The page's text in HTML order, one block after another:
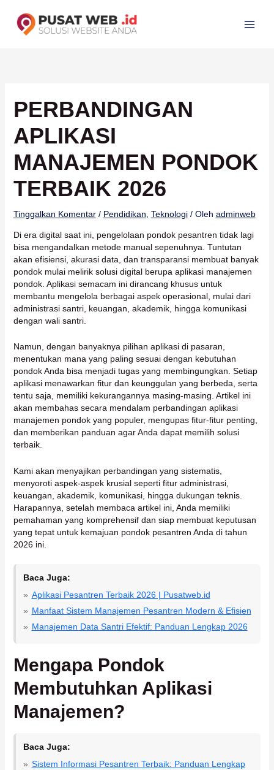
konten
PERBANDINGAN
APLIKASI
MANAJEMEN PONDOK
TERBAIK 2026
Tinggalkan Komentar / Pendidikan Teknologi/ Oleh adminweb
Di era digital saat ini, pengelolaan pondok pesantren tidak lagi
bisa mengandalkan metode manual sepenuhnya. Tuntutan
akan efisiensi, akurasi data, dan transparansi membuat banyak
pondok mulai melirik solusi digital berupa aplikasi manajemen
pondok. Aplikasi semacam ini dirancang khusus untuk
membantu mengelola berbagai aspek operasional, mulai dari
administrasi santri, keuangan, akademik, hingga komunikasi
dengan wali santri.
Namun, dengan banyaknya pilihan aplikasi di pasaran,
menentukan mana yang paling sesuai dengan kebutuhan
pondok Anda bisa menjadi tugas yang membingungkan. Setiap
aplikasi menawarkan fitur dan keunggulan yang berbeda, serta
tentu saja, memiliki kekurangannya masing-masing. Artikel ini
akan membahas secara mendalam perbandingan aplikasi
manajemen pondok yang populer, mengupas fitur-fitur penting,
dan memberikan panduan agar Anda dapat memilih solusi
terbaik.
Kami akan menyajikan perbandingan yang sistematis,
menyoroti aspek-aspek krusial seperti fitur administrasi,
keuangan, akademik, komunikasi, hingga dukungan teknis.
Harapannya, setelah membaca artikel ini, Anda memiliki
pemahaman yang komprehensif dan siap membuat keputusan
yang tepat untuk kemajuan pondok pesantren Anda di tahun
2026 ini.
Baca Juga:
Aplikasi Pesantren Terbaik 2026 | Pusatweb.id
Manfaat Sistem Manajemen Pesantren Modern & Efisien
Manajemen Data Santri Efektif: Panduan Lengkap 2026
Mengapa Pondok
Membutuhkan Aplikasi
Manajemen?
Baca Juga:
Sistem Informasi Pesantren Terbaik: Panduan Lengkap